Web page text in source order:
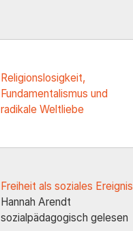
Religionslosigkeit,
Fundamentalismus und
radikale Weltliebe
Freiheit als soziales Ereignis
Hannah Arendt
sozialpädagogisch gelesen